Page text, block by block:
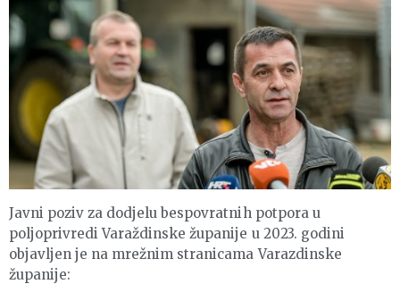
Javni poziv za dodjelu bespovratnih potpora u
poljoprivredi Varaždinske županije u 2023. godini
objavljen je na mrežnim stranicama Varazdinske
županije: